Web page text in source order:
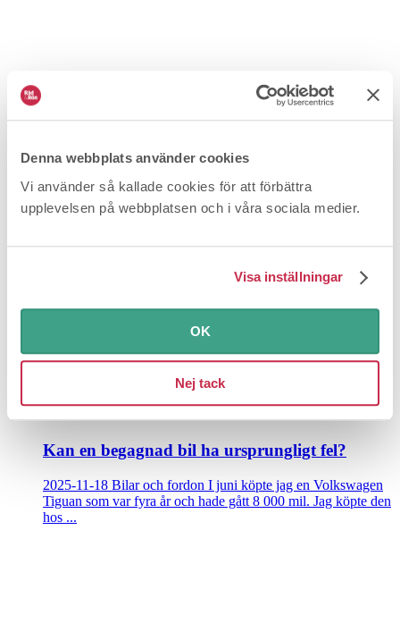
Denna webbplats använder cookies
Vi använder så kallade cookies för att förbättra
upplevelsen på webbplatsen och i våra sociala medier.
Visa inställningar
OK
Nej tack
2026-03-19 Bilar och fordonJag köpte en begagnad BMW
Kan en begagnad bil ha ursprungligt fel?
2025-11-18 Bilar och fordon I juni köpte jag en Volkswagen
Tiguan som var fyra år och hade gått 8 000 mil. Jag köpte den
hos ...